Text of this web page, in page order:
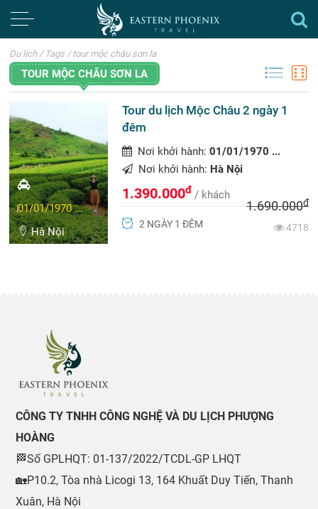
Du lịch / Tags / tour mộc châu sơn la
TOUR MỘC CHÂU SƠN LA
01/01/1970 ...
Hà Nội
Tour du lịch Mộc Châu 2 ngày 1
đêm
Nơi khởi hành:01/01/1970 ...
Nơi khởi hành: Hà Nội
1.390.000đ / khách
1.690.000đ
2 NGÀY 1 ĐÊM
4718
CÔNG TY TNHH CÔNG NGHỆ VÀ DU LỊCH PHƯỢNG
HOÀNG
🏁Số GPLHQT: 01-137/2022/TCDL-GP LHQT
🏡P10.2, Tòa nhà Licogi 13, 164 Khuất Duy Tiến, Thanh
Xuân, Hà Nội